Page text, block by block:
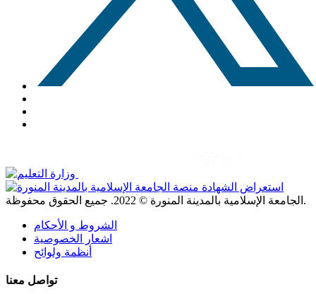
الجامعة الإسلامية بالمدينة المنورة © 2022 . جميع الحقوق محفوظة.
الشروط و الأحكام
اشعار الخصوصية
أنظمة ولوائح
تواصل معنا